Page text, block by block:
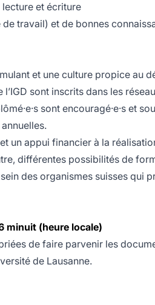
et écriture
travail) et de bonnes
et une culture propice au
l’IGD sont inscrits dans les
sont encouragé·e·s et
un appui financier à la
différentes possibilités de
des organismes suisses qui
minuit (heure locale)
de faire parvenir les
de Lausanne.